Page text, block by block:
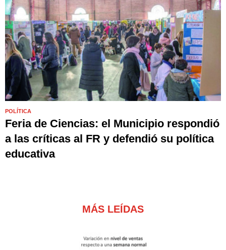
POLÍTICA
Feria de Ciencias: el Municipio respondió
a las críticas al FR y defendió su política
educativa
MÁS LEÍDAS